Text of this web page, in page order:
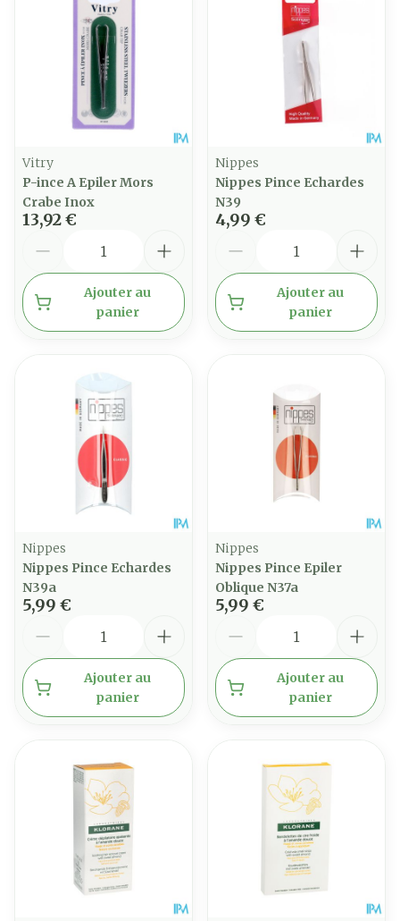
Vitry
P-ince A Epiler Mors
Crabe Inox
13,92 €
Ajouter au
panier
Nippes
Nippes Pince Echardes
N39
4,99 €
Ajouter au
panier
Nippes
Nippes Pince Echardes
N39a
5,99 €
Ajouter au
panier
Nippes
Nippes Pince Epiler
Oblique N37a
5,99 €
Ajouter au
panier